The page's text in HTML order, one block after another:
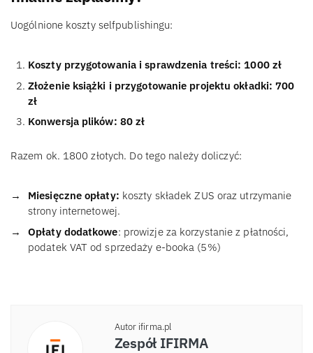
Uogólnione koszty selfpublishingu:
Koszty przygotowania i sprawdzenia treści: 1000 zł
Złożenie książki i przygotowanie projektu okładki: 700
zł
Konwersja plików: 80 zł
Razem ok. 1800 złotych. Do tego należy doliczyć:
Miesięczne opłaty: koszty składek ZUS oraz utrzymanie
strony internetowej.
Opłaty dodatkowe: prowizje za korzystanie z płatności,
podatek VAT od sprzedaży e-booka (5%)
Autor ifirma.pl
Zespół IFIRMA